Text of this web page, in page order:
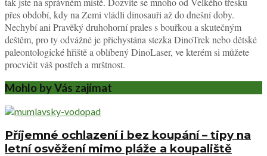
přes období, kdy na Zemi vládli dinosauři až do dnešní doby.
Nechybí ani Pravěký druhohorní prales s bouřkou a skutečným
deštěm, pro ty odvážné je přichystána stezka DinoTrek nebo dětské
paleontologické hřiště a oblíbený DinoLaser, ve kterém si můžete
procvičit váš postřeh a mrštnost.
Mohlo by Vás zajímat
Příjemné ochlazení i bez koupání – tipy na
letní osvěžení mimo pláže a koupaliště